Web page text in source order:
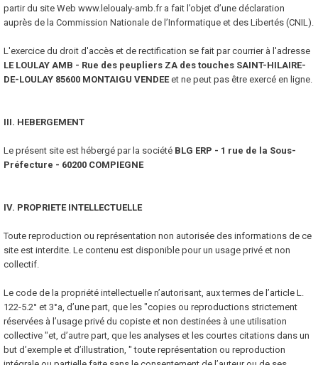
partir du site Web www.leloualy-amb.fr a fait l’objet d’une déclaration
auprès de la Commission Nationale de l’Informatique et des Libertés (CNIL).
L'exercice du droit d'accès et de rectification se fait par courrier à l'adresse
LE LOULAY AMB - Rue des peupliers ZA des touches SAINT-HILAIRE-
DE-LOULAY 85600 MONTAIGU VENDEEet ne peut pas être exercé en ligne.
III. HEBERGEMENT
Le présent site est hébergé par la société BLG ERP - 1 rue de la Sous-
Préfecture - 60200 COMPIEGNE
IV. PROPRIETE INTELLECTUELLE
Toute reproduction ou représentation non autorisée des informations de ce
site est interdite. Le contenu est disponible pour un usage privé et non
collectif.
Le code de la propriété intellectuelle n’autorisant, aux termes de l’article L.
122-5.2° et 3°a, d’une part, que les "copies ou reproductions strictement
réservées à l’usage privé du copiste et non destinées à une utilisation
collective "et, d’autre part, que les analyses et les courtes citations dans un
but d’exemple et d’illustration, " toute représentation ou reproduction